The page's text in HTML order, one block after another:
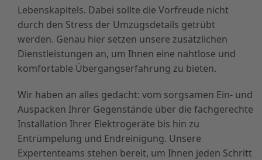
Lebenskapitels. Dabei sollte die Vorfreude nicht
durch den Stress der Umzugsdetails getrübt
werden. Genau hier setzen unsere zusätzlichen
Dienstleistungen an, um Ihnen eine nahtlose und
komfortable Übergangserfahrung zu bieten.
Wir haben an alles gedacht: vom sorgsamen Ein- und
Auspacken Ihrer Gegenstände über die fachgerechte
Installation Ihrer Elektrogeräte bis hin zu
Entrümpelung und Endreinigung. Unsere
Expertenteams stehen bereit, um Ihnen jeden Schritt